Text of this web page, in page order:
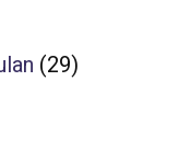
(29)